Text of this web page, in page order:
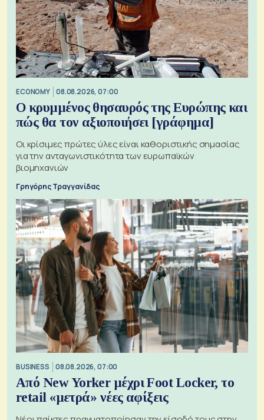
ECONOMY 08.08.2026, 07:00
Ο κρυμμένος θησαυρός της Ευρώπης και
πώς θα τον αξιοποιήσει [γράφημα]
Οι κρίσιμες πρώτες ύλες είναι καθοριστικής σημασίας
για την ανταγωνιστικότητα των ευρωπαϊκών
βιομηχανιών
Γρηγόρης Τραγγανίδας
BUSINESS 08.08.2026, 07:00
Από New Yorker μέχρι Foot Locker, το
retail «μετρά» νέες αφίξεις